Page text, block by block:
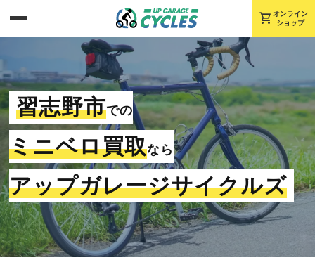
shopping_cart オンライン
ショップ
習志野市での
ミニベロ買取なら
アップガレージサイクルズ